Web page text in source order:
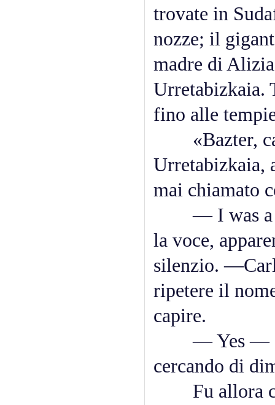
trovate in
nozze; il
madre di
Urretabizkaia.
fino alle
«Bazter,
Urretabizkaia,
mai chiamato
— I was a
la voce,
silenzio.
ripetere il
capire.
— Yes —
cercando di
Fu allora